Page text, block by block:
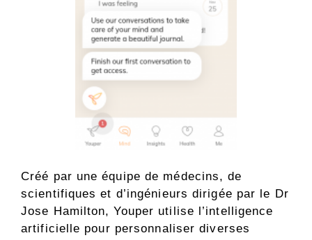
Créé par une équipe de médecins, de
scientifiques et d’ingénieurs dirigée par le Dr
Jose Hamilton, Youper utilise l’intelligence
artificielle pour personnaliser diverses